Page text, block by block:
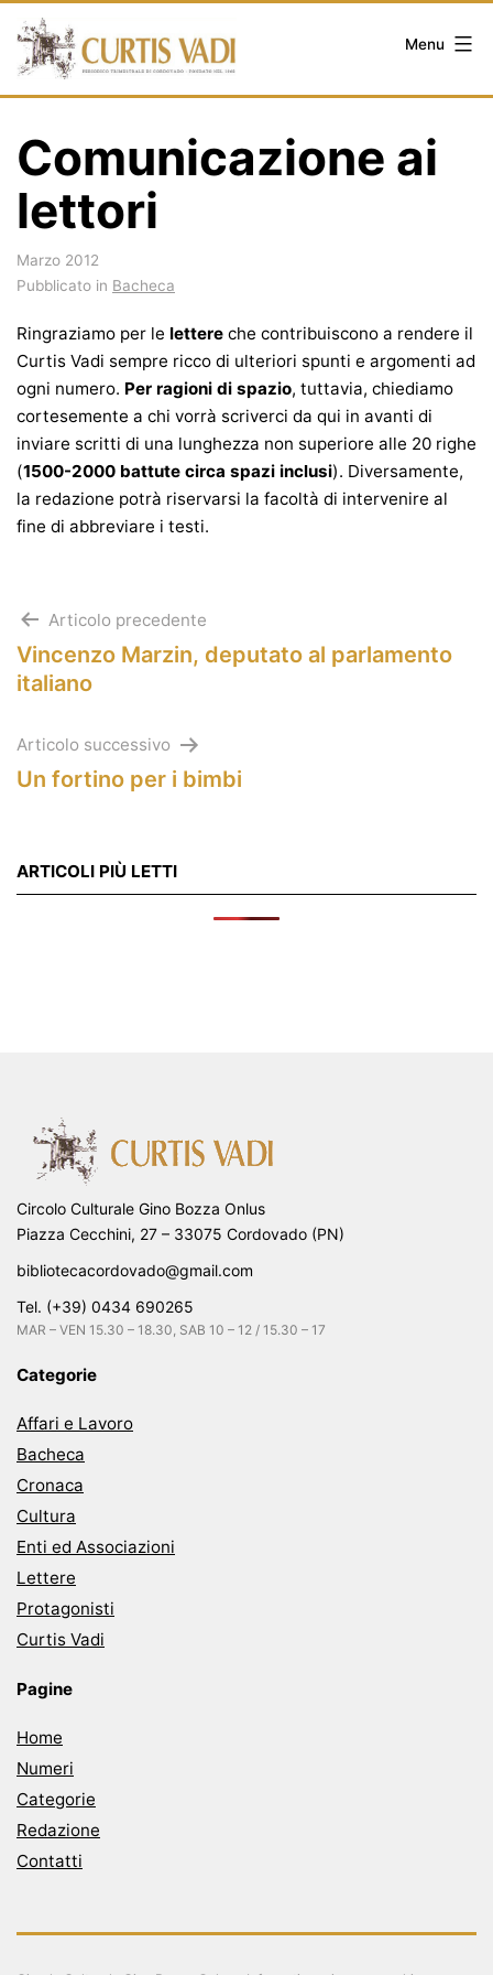
Salta
contenuto
Menu
Comunicazione ai
lettori
Marzo 2012
Pubblicato in Bacheca
Ringraziamo per le lettere che contribuiscono a rendere il
Curtis Vadi sempre ricco di ulteriori spunti e argomenti ad
ogni numero. Per ragioni di spazio, tuttavia, chiediamo
cortesemente a chi vorrà scriverci da qui in avanti di
inviare scritti di una lunghezza non superiore alle 20 righe
(1500-2000 battute circa spazi inclusi). Diversamente,
la redazione potrà riservarsi la facoltà di intervenire al
fine di abbreviare i testi.
Navigazione
articoli
Articolo precedente
Vincenzo Marzin, deputato al parlamento
italiano
Articolo successivo
Un fortino per i bimbi
ARTICOLI PIÙ LETTI
Circolo Culturale Gino Bozza Onlus
Piazza Cecchini, 27 – 33075 Cordovado (PN)
bibliotecacordovado@gmail.com
Tel. (+39) 0434 690265
MAR – VEN 15.30 – 18.30, SAB 10 – 12 / 15.30 – 17
Categorie
Affari e Lavoro
Bacheca
Cronaca
Cultura
Enti ed Associazioni
Lettere
Protagonisti
Curtis Vadi
Pagine
Home
Numeri
Categorie
Redazione
Contatti